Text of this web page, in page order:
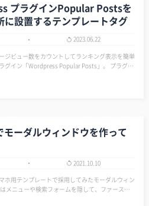
プラグインPopular Postsを
に設置するテンプレートタグ
2023.06.22
ジビュー数をカウントしてランキング表示を簡単
グイン「Wordpress Popular Posts」。 プラグイ
モーダルウィンドウを作って
2021.10.10
ホ用テンプレートで採用してみたモーダルウィン
メニューや検索フォームを隠して、ファースト